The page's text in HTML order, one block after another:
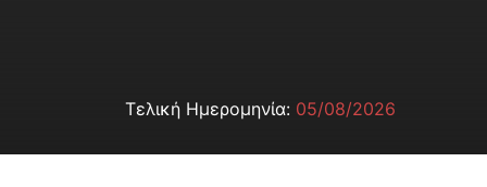
Τελική Ημερομηνία: 05/08/2026